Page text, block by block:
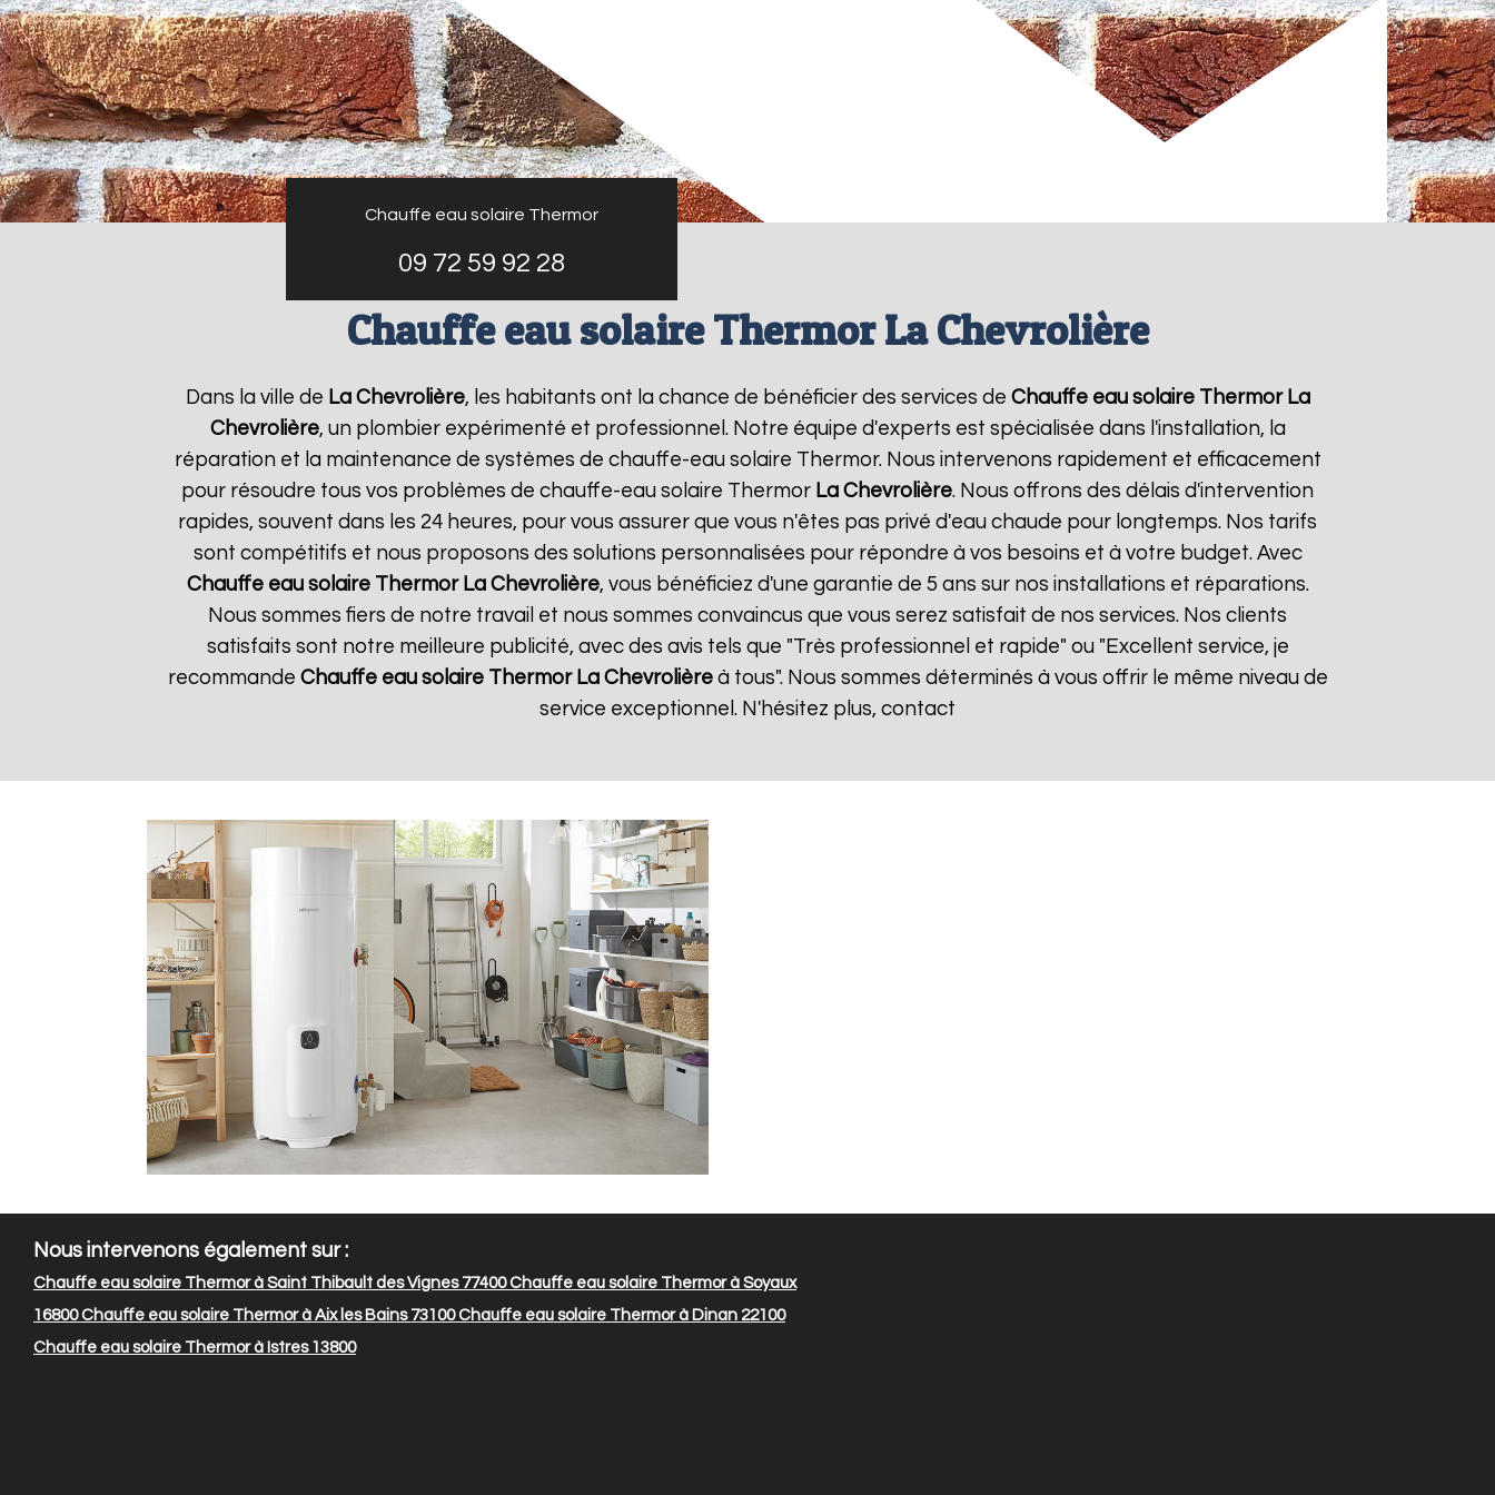
Chauffe eau solaire Thermor
09 72 59 92 28
Chauffe eau solaire Thermor La Chevrolière
Dans la ville de La Chevrolière, les habitants ont la chance de bénéficier des services de Chauffe eau solaire Thermor La
Chevrolière, un plombier expérimenté et professionnel. Notre équipe d'experts est spécialisée dans l'installation, la
réparation et la maintenance de systèmes de chauffe-eau solaire Thermor. Nous intervenons rapidement et efficacement
pour résoudre tous vos problèmes de chauffe-eau solaire Thermor La Chevrolière. Nous offrons des délais d'intervention
rapides, souvent dans les 24 heures, pour vous assurer que vous n'êtes pas privé d'eau chaude pour longtemps. Nos tarifs
sont compétitifs et nous proposons des solutions personnalisées pour répondre à vos besoins et à votre budget. Avec
Chauffe eau solaire Thermor La Chevrolière, vous bénéficiez d'une garantie de 5 ans sur nos installations et réparations.
Nous sommes fiers de notre travail et nous sommes convaincus que vous serez satisfait de nos services. Nos clients
satisfaits sont notre meilleure publicité, avec des avis tels que "Très professionnel et rapide" ou "Excellent service, je
recommande Chauffe eau solaire Thermor La Chevrolièreà tous". Nous sommes déterminés à vous offrir le même niveau de
service exceptionnel. N'hésitez plus, contact
Nous intervenons également sur :
Chauffe eau solaire Thermor à Saint Thibault des Vignes 77400Chauffe eau solaire Thermor à Soyaux
16800Chauffe eau solaire Thermor à Aix les Bains 73100Chauffe eau solaire Thermor à Dinan 22100
Chauffe eau solaire Thermor à Istres 13800